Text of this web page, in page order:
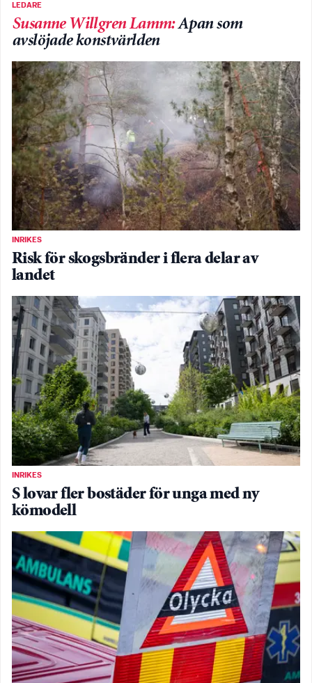
LEDARE
Susanne Willgren Lamm:Apan som
avslöjade konstvärlden
INRIKES
Risk för skogsbränder i flera delar av
landet
INRIKES
S lovar fler bostäder för unga med ny
kömodell